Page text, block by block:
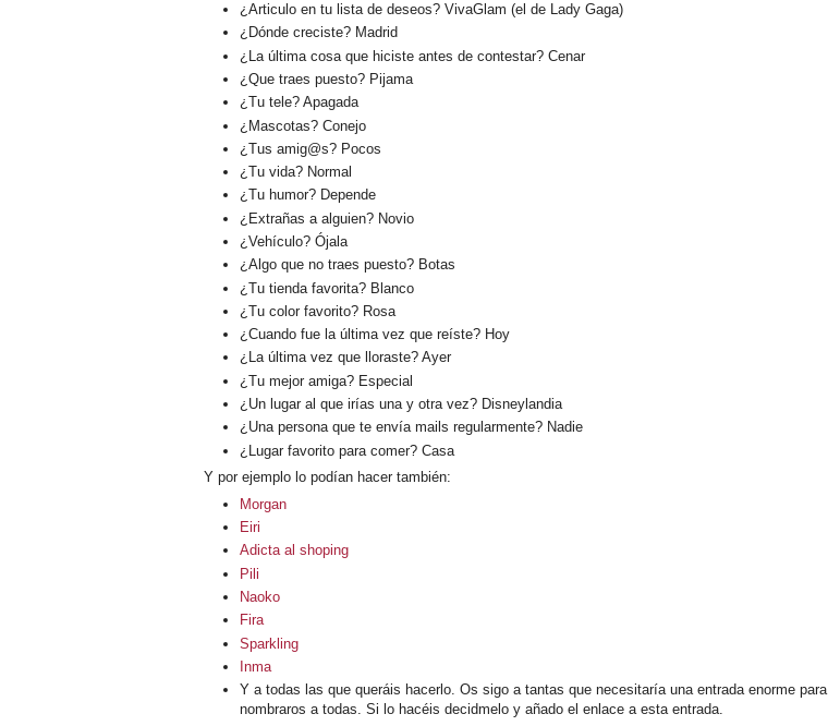
¿Articulo en tu lista de deseos? VivaGlam (el de Lady Gaga)
¿Dónde creciste? Madrid
¿La última cosa que hiciste antes de contestar? Cenar
¿Que traes puesto? Pijama
¿Tu tele? Apagada
¿Mascotas? Conejo
¿Tus amig@s? Pocos
¿Tu vida? Normal
¿Tu humor? Depende
¿Extrañas a alguien? Novio
¿Vehículo? Ójala
¿Algo que no traes puesto? Botas
¿Tu tienda favorita? Blanco
¿Tu color favorito? Rosa
¿Cuando fue la última vez que reíste? Hoy
¿La última vez que lloraste? Ayer
¿Tu mejor amiga? Especial
¿Un lugar al que irías una y otra vez? Disneylandia
¿Una persona que te envía mails regularmente? Nadie
¿Lugar favorito para comer? Casa
Y por ejemplo lo podían hacer también:
Morgan
Eiri
Adicta al shoping
Pili
Naoko
Fira
Sparkling
Inma
Y a todas las que queráis hacerlo. Os sigo a tantas que necesitaría una entrada enorme para
nombraros a todas. Si lo hacéis decidmelo y añado el enlace a esta entrada.